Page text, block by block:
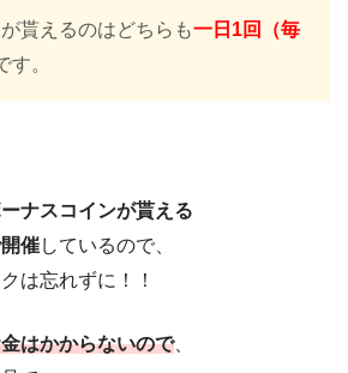
貰えるのはどちらも一日1回（毎
す。
ナスコインが貰える
催しているので、
は忘れずに！！
はかからないので、